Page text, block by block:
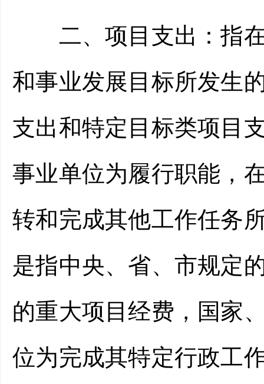
二、项目支出：指在
和事业发展目标所发生
支出和特定目标类项目
事业单位为履行职能，
转和完成其他工作任务
是指中央、省、市规定
的重大项目经费，国家
位为完成其特定行政工